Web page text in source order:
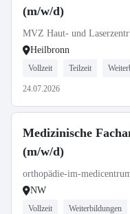
(m/w/d)
MVZ Haut- und
Heilbronn
Vollzeit Teilzeit
24.07.2026
Medizinische
(m/w/d)
orthopädie-im-
NW
Vollzeit Weiterbildungen